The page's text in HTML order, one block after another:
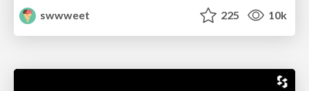
swwweet
225 10k